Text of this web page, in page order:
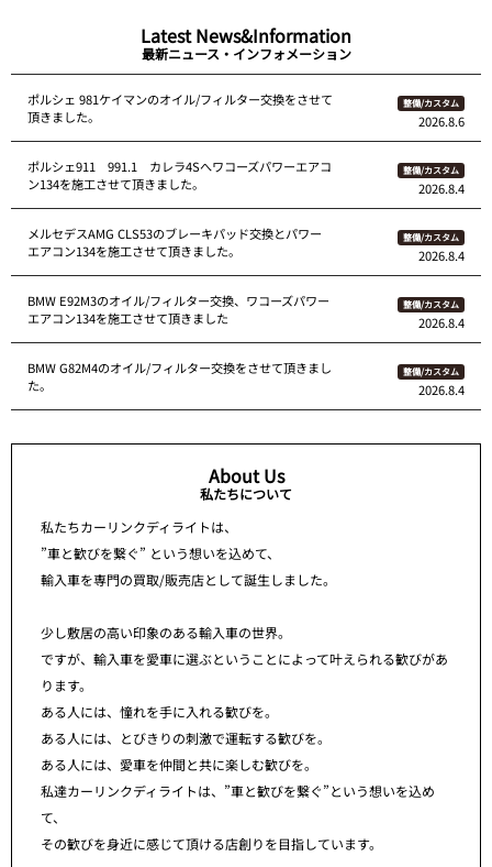
Latest News&Information
最新ニュース・インフォメーション
ポルシェ 981ケイマンのオイル/フィルター交換をさせて
頂きました。
整備/カスタム
2026.8.6
ポルシェ911 991.1 カレラ4Sへワコーズパワーエアコ
ン134を施工させて頂きました。
整備/カスタム
2026.8.4
メルセデスAMG CLS53のブレーキパッド交換とパワー
エアコン134を施工させて頂きました。
整備/カスタム
2026.8.4
BMW E92M3のオイル/フィルター交換、ワコーズパワー
エアコン134を施工させて頂きました
整備/カスタム
2026.8.4
BMW G82M4のオイル/フィルター交換をさせて頂きまし
た。
整備/カスタム
2026.8.4
About Us
私たちについて
私たちカーリンクディライトは、
”車と歓びを繋ぐ” という想いを込めて、
輸入車を専門の買取/販売店として誕生しました。
少し敷居の高い印象のある輸入車の世界。
ですが、輸入車を愛車に選ぶということによって叶えられる歓びがあ
ります。
ある人には、憧れを手に入れる歓びを。
ある人には、とびきりの刺激で運転する歓びを。
ある人には、愛車を仲間と共に楽しむ歓びを。
私達カーリンクディライトは、”車と歓びを繋ぐ”という想いを込め
て、
その歓びを身近に感じて頂ける店創りを目指しています。